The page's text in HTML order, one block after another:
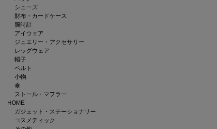
シューズ
財布・カードケース
腕時計
アイウェア
ジュエリー・アクセサリー
レッグウェア
帽子
ベルト
小物
傘
ストール・マフラー
HOME
ガジェット・ステーショナリー
コスメティック